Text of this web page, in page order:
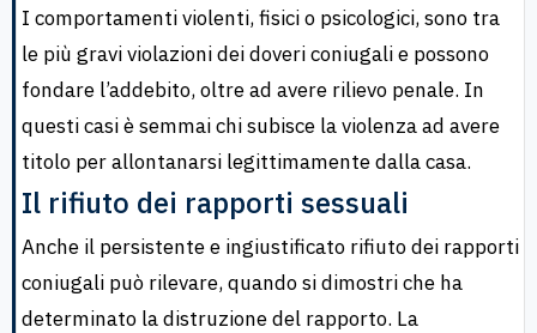
I comportamenti violenti, fisici o psicologici, sono tra
le più gravi violazioni dei doveri coniugali e possono
fondare l’addebito, oltre ad avere rilievo penale. In
questi casi è semmai chi subisce la violenza ad avere
titolo per allontanarsi legittimamente dalla casa.
Il rifiuto dei rapporti sessuali
Anche il persistente e ingiustificato rifiuto dei rapporti
coniugali può rilevare, quando si dimostri che ha
determinato la distruzione del rapporto. La